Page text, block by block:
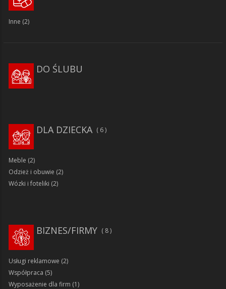
Inne (2)
DO ŚLUBU
6
DLA DZIECKA
Meble (2)
Odzież i obuwie (2)
Wózki i foteliki (2)
8
BIZNES/FIRMY
Usługi reklamowe (2)
Współpraca (5)
Wyposażenie dla firm (1)